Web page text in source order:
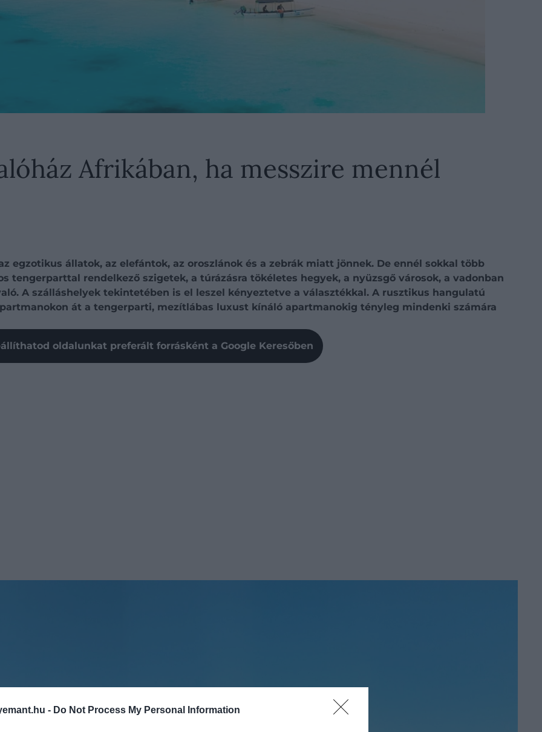
- Do Not Process My Personal Information
Afrikában, ha messzire mennél
egzotikus állatok, az elefántok, az oroszlánok és a zebrák miatt jönnek. De ennél sokkal több
tengerparttal rendelkező szigetek, a túrázásra tökéletes hegyek, a nyüzsgő városok, a vadonban
A szálláshelyek tekintetében is el leszel kényeztetve a választékkal. A rusztikus hangulatú
át a tengerparti, mezítlábas luxust kínáló apartmanokig tényleg mindenki számára
oldalunkat preferált forrásként a Google Keresőben